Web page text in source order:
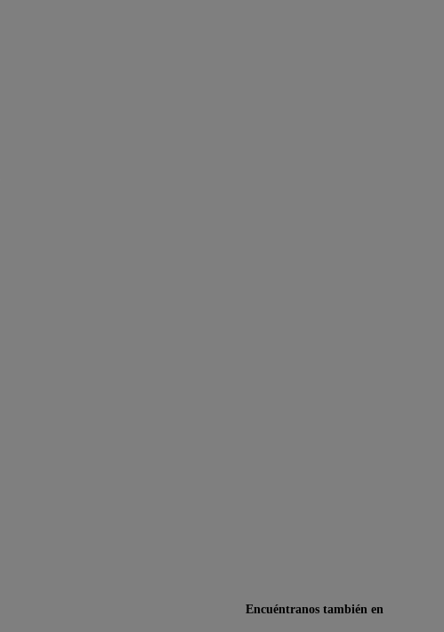
Encuéntranos también en